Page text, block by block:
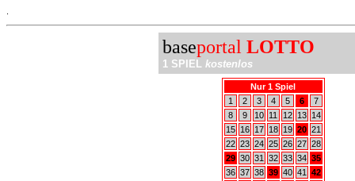
baseportal LOTTO
1 SPIEL kostenlos
Nur 1 Spiel
1
2 3 4 5 6
7
8
9 10 11 12 13
14
15
16 17 18 19 20 21
22 23 24 25 26 27 28
29 30 31 32 33 34 35
36 37 38 39 40 41
42